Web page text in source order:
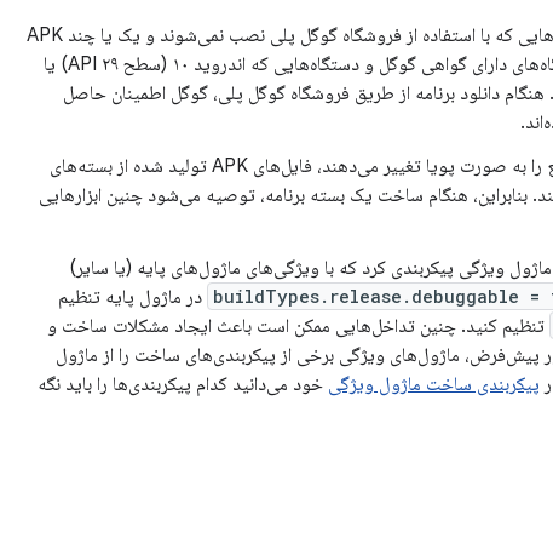
نصب‌های ناقص برنامه‌های جانبی - یعنی برنامه‌هایی که با استفاده از فروشگاه گوگل پلی نصب نمی‌شوند و یک یا چند APK
تقسیم‌شده‌ی مورد نیاز را ندارند - در تمام دستگاه‌های دارای گواهی گوگل و دستگاه‌هایی که اندروید ۱۰ (سطح API ۲۹) یا
دانلود برنامه از طریق فروشگاه گوگل پلی، گوگل اطمینان حاصل
اگر از ابزارهایی استفاده می‌کنید که جداول منابع را به صورت پویا تغییر می‌دهند، فایل‌های APK تولید شده از بسته‌های
بنابراین، هنگام ساخت یک بسته برنامه، توصیه می‌شود چنین ابزارهایی
ویژگی پیکربندی کرد که با ویژگی‌های ماژول‌های پایه (یا سایر)
buildTypes.release.debuggable = در ماژول پایه تنظیم
تنظیم کنید. چنین تداخل‌هایی ممکن است باعث ایجاد مشکلات ساخت و
پیش‌فرض، ماژول‌های ویژگی برخی از پیکربندی‌های ساخت را از ماژول
پیکربندی ساخت ماژول ویژگی خود می‌دانید کدام پیکربندی‌ها را باید نگه